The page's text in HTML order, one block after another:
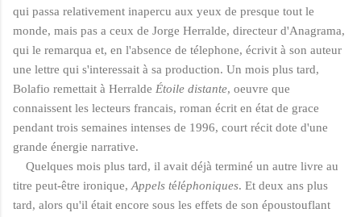
qui passa relativement inapercu aux yeux de presque tout le
monde, mais pas a ceux de Jorge Herralde, directeur d'Anagrama,
qui le remarqua et, en l'absence de télephone, écrivit à son auteur
une lettre qui s'interessait à sa production. Un mois plus tard,
Bolafio remettait à Herralde Étoile distante, oeuvre que
connaissent les lecteurs francais, roman écrit en état de grace
pendant trois semaines intenses de 1996, court récit dote d'une
grande énergie narrative.
Quelques mois plus tard, il avait déjà terminé un autre livre au
titre peut-être ironique,Appels téléphoniques. Et deux ans plus
tard, alors qu'il était encore sous les effets de son époustouflant